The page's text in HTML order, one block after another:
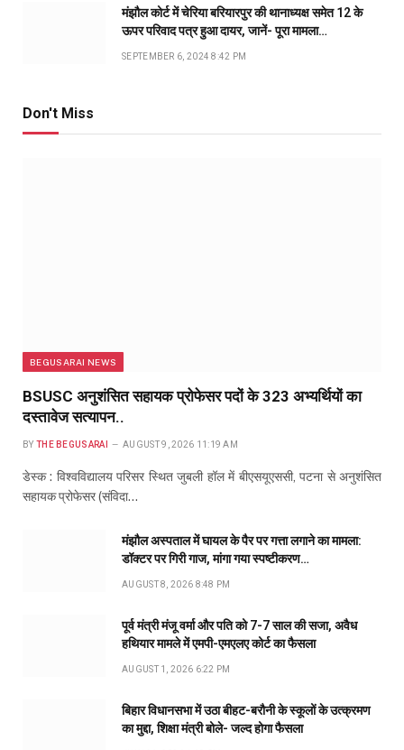
मंझौल कोर्ट में चेरिया बरियारपुर की थानाध्यक्ष समेत 12 के
ऊपर परिवाद पत्र हुआ दायर, जानें- पूरा मामला…
SEPTEMBER 6, 2024 8:42 PM
Don't Miss
BEGUSARAI NEWS
BSUSC अनुशंसित सहायक प्रोफेसर पदों के 323 अभ्यर्थियों का
दस्तावेज सत्यापन..
BY THE BEGUSARAI AUGUST 9, 2026 11:19 AM
डेस्क : विश्वविद्यालय परिसर स्थित जुबली हॉल में बीएसयूएससी, पटना से अनुशंसित
सहायक प्रोफेसर (संविदा…
मंझौल अस्पताल में घायल के पैर पर गत्ता लगाने का मामला:
डॉक्टर पर गिरी गाज, मांगा गया स्पष्टीकरण…
AUGUST 8, 2026 8:48 PM
पूर्व मंत्री मंजू वर्मा और पति को 7-7 साल की सजा, अवैध
हथियार मामले में एमपी-एमएलए कोर्ट का फैसला
AUGUST 1, 2026 6:22 PM
बिहार विधानसभा में उठा बीहट-बरौनी के स्कूलों के उत्क्रमण
का मुद्दा, शिक्षा मंत्री बोले- जल्द होगा फैसला